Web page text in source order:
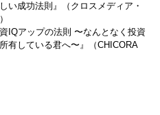
い成功法則』（クロスメディア・
IQアップの法則 〜なんとなく投資
有している君へ〜』（CHICORA